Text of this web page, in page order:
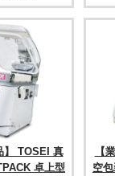
】 TOSEI 真
卓上型
【
空